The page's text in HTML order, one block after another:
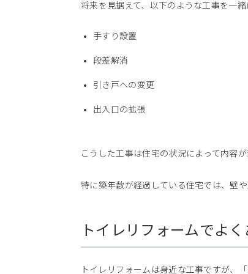
将来を見据えて、以下のような工事を一緒
手すり設置
段差解消
引き戸への変更
出入口の拡張
こうした工事は住宅の状況によって内容
特に築年数が経過している住宅では、壁
トイレリフォームでよ
トイレリフォームは身近な工事ですが、